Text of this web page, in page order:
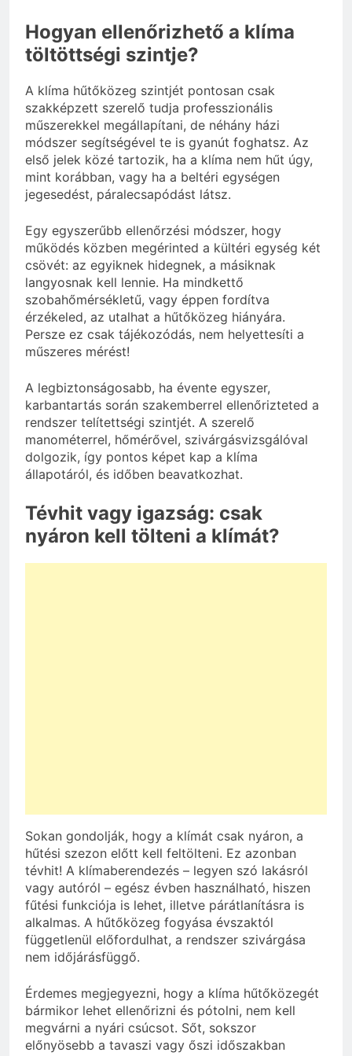
Hogyan ellenőrizhető a klíma
töltöttségi szintje?
A klíma hűtőközeg szintjét pontosan csak
szakképzett szerelő tudja professzionális
műszerekkel megállapítani, de néhány házi
módszer segítségével te is gyanút foghatsz. Az
első jelek közé tartozik, ha a klíma nem hűt úgy,
mint korábban, vagy ha a beltéri egységen
jegesedést, páralecsapódást látsz.
Egy egyszerűbb ellenőrzési módszer, hogy
működés közben megérinted a kültéri egység két
csövét: az egyiknek hidegnek, a másiknak
langyosnak kell lennie. Ha mindkettő
szobahőmérsékletű, vagy éppen fordítva
érzékeled, az utalhat a hűtőközeg hiányára.
Persze ez csak tájékozódás, nem helyettesíti a
műszeres mérést!
A legbiztonságosabb, ha évente egyszer,
karbantartás során szakemberrel ellenőrizteted a
rendszer telítettségi szintjét. A szerelő
manométerrel, hőmérővel, szivárgásvizsgálóval
dolgozik, így pontos képet kap a klíma
állapotáról, és időben beavatkozhat.
Tévhit vagy igazság: csak
nyáron kell tölteni a klímát?
Sokan gondolják, hogy a klímát csak nyáron, a
hűtési szezon előtt kell feltölteni. Ez azonban
tévhit! A klímaberendezés – legyen szó lakásról
vagy autóról – egész évben használható, hiszen
fűtési funkciója is lehet, illetve párátlanításra is
alkalmas. A hűtőközeg fogyása évszaktól
függetlenül előfordulhat, a rendszer szivárgása
nem időjárásfüggő.
Érdemes megjegyezni, hogy a klíma hűtőközegét
bármikor lehet ellenőrizni és pótolni, nem kell
megvárni a nyári csúcsot. Sőt, sokszor
előnyösebb a tavaszi vagy őszi időszakban